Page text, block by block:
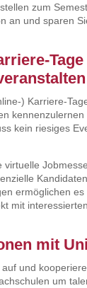
zum
an und sparen
) Karriere-
kein riesiges
virtuelle
ermöglichen
mit
mit
und
um